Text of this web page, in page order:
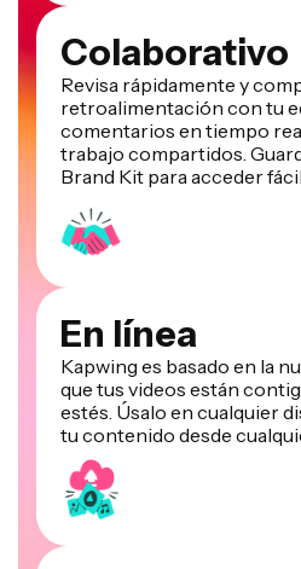
Colaborativo
Revisa rápidamente y
retroalimentación con tu
comentarios en tiempo
trabajo compartidos.
Brand Kit para acceder
En línea
Kapwing es basado en la
que tus videos están
estés. Úsalo en cualquier
tu contenido desde